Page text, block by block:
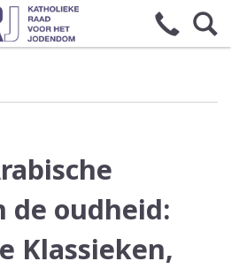
de oudheid:
Klassieken,